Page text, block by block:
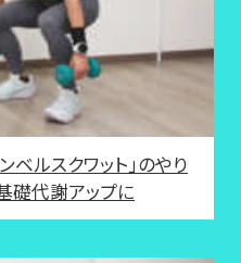
ベルスクワット」のやり
礎代謝アップに